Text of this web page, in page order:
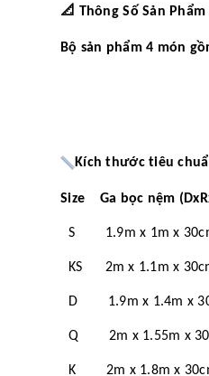
📐 Thông Số Sản Phẩm
Bộ sản phẩm 4 món
Kích thước tiêu
Size Ga bọc nệm
S 1.9m x 1m x
KS 2m x 1.1m x
D 1.9m x 1.4m
Q 2m x 1.55m x
K 2m x 1.8m x